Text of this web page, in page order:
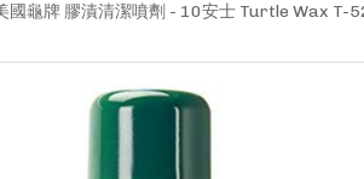
國龜牌 膠漬清潔噴劑 - 10安士 Turtle Wax T-